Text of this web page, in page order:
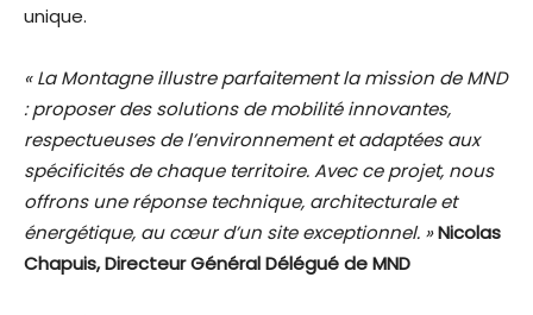
unique.
« La Montagne illustre parfaitement la mission de MND
: proposer des solutions de mobilité innovantes,
respectueuses de l’environnement et adaptées aux
spécificités de chaque territoire. Avec ce projet, nous
offrons une réponse technique, architecturale et
énergétique, au cœur d’un site exceptionnel. »Nicolas
Chapuis, Directeur Général Délégué de MND